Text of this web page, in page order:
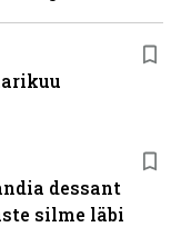
dessant
silme läbi